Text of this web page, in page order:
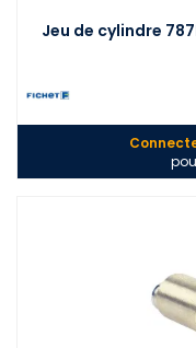
Jeu de cylindre